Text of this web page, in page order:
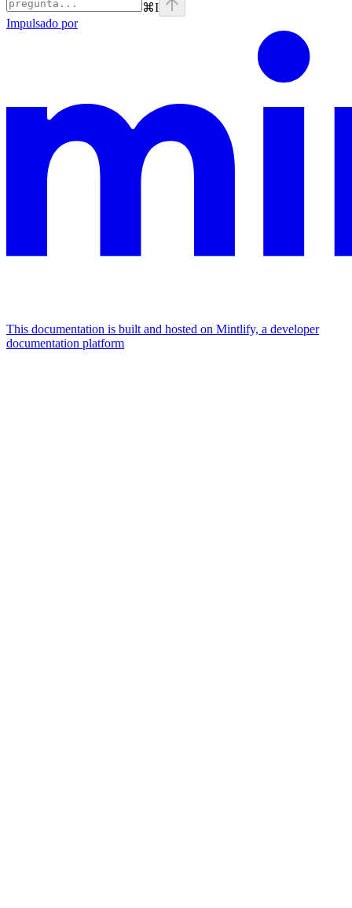
⌘I
Impulsado por
This documentation is built and hosted on Mintlify, a developer
documentation platform